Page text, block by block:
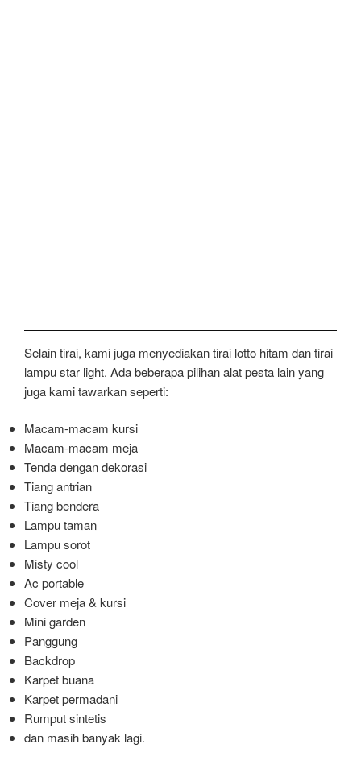
Selain tirai, kami juga menyediakan tirai lotto hitam dan tirai
lampu star light. Ada beberapa pilihan alat pesta lain yang
juga kami tawarkan seperti:
Macam-macam kursi
Macam-macam meja
Tenda dengan dekorasi
Tiang antrian
Tiang bendera
Lampu taman
Lampu sorot
Misty cool
Ac portable
Cover meja & kursi
Mini garden
Panggung
Backdrop
Karpet buana
Karpet permadani
Rumput sintetis
dan masih banyak lagi.